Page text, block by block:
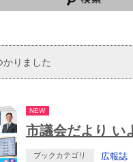
かりました
NEW
市議会だより い
ブックカテゴリ 広報誌